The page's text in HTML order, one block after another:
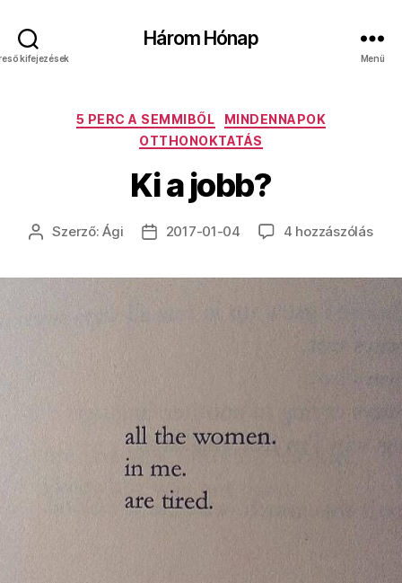
kifejezések
Három Hónap
Menü
Kategóriák
5 PERC A SEMMIBŐL
MINDENNAPOK
OTTHONOKTATÁS
Ki a jobb?
Bejegyzés
Szerző:Ági
Bejegyzés
2017-01-04 4 hozzászólásKi